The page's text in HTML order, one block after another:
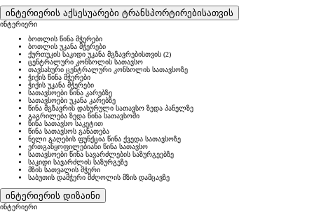
ინტერიერის აქსესუარები ტრანსპორტირებისათვის
ინტერიერი
ბოთლის წინა მჭერები
ბოთლის უკანა მჭერები
ქურთუკის საკიდი უკანა მგზავრებისთვის (2)
ცენტრალური კონსოლის სათავსო
თავსახური ცენტრალური კონსოლის სათავსოზე
ჭიქის წინა მჭერები
ჭიქის უკანა მჭერები
სათავსოები წინა კარებზე
სათავსოები უკანა კარებზე
წინა მგზავრის დახურული სათავსო ზედა პანელზე
გაგრილება ზედა წინა სათავსოში
წინა სათავსო საკეტით
წინა სათავსოს განათება
ნელი გაღების ფუნქცია წინა ქვედა სათავსოზე
ერთგანყოფილებიანი წინა სათავსო
სათავსოები წინა სავარძლების საზურგეებზე
საკიდი სავარძლის საზურგეზე
მზის სათვალის მჭერი
საბუთის დამჭერი მძღოლის მზის დამცავზე
ინტერიერის დიზაინი
ინტერიერი